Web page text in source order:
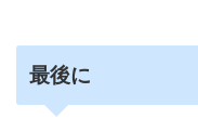
最後に